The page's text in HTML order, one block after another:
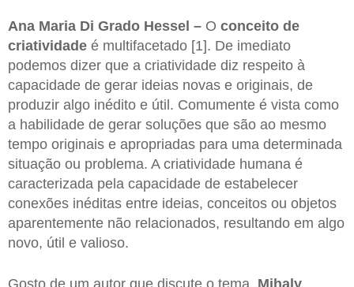
Ana Maria Di Grado Hessel – O conceito de
criatividade é multifacetado [1]. De imediato
podemos dizer que a criatividade diz respeito à
capacidade de gerar ideias novas e originais, de
produzir algo inédito e útil. Comumente é vista como
a habilidade de gerar soluções que são ao mesmo
tempo originais e apropriadas para uma determinada
situação ou problema. A criatividade humana é
caracterizada pela capacidade de estabelecer
conexões inéditas entre ideias, conceitos ou objetos
aparentemente não relacionados, resultando em algo
novo, útil e valioso.